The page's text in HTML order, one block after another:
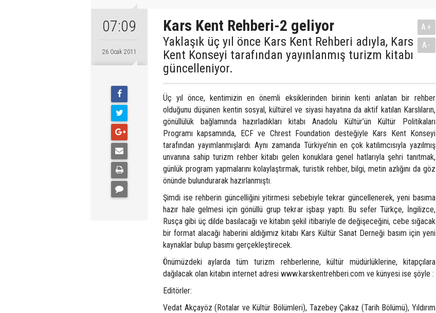
07:09
26 Ocak 2011
Kars Kent Rehberi-2 geliyor
Yaklaşık üç yıl önce Kars Kent Rehberi adıyla, Kars
Kent Konseyi tarafından yayınlanmış turizm kitabı
güncelleniyor.
A+
A-
Üç yıl önce, kentimizin en önemli eksiklerinden birinin kenti anlatan bir rehber
olduğunu düşünen kentin sosyal, kültürel ve siyasi hayatına da aktif katılan Karslıların,
gönüllülük bağlamında hazırladıkları kitabı Anadolu Kültür’ün Kültür Politikaları
Programı kapsamında, ECF ve Chrest Foundation desteğiyle Kars Kent Konseyi
tarafından yayımlanmışlardı. Aynı zamanda Türkiye’nin en çok katılımcısıyla yazılmış
unvanına sahip turizm rehber kitabı gelen konuklara genel hatlarıyla şehri tanıtmak,
günlük program yapmalarını kolaylaştırmak, turistik rehber, bilgi, metin azlığını da göz
önünde bulundurarak hazırlanmıştı.
Şimdi ise rehberin güncelliğini yitirmesi sebebiyle tekrar güncellenerek, yeni basıma
hazır hale gelmesi için gönüllü grup tekrar işbaşı yaptı. Bu sefer Türkçe, İngilizce,
Rusça gibi üç dilde basılacağı ve kitabın şekil itibariyle de değişeceğini, cebe sığacak
bir format alacağı haberini aldığımız kitabı Kars Kültür Sanat Derneği basım için yeni
kaynaklar bulup basımı gerçekleştirecek.
Önümüzdeki aylarda tüm turizm rehberlerine, kültür müdürlüklerine, kitapçılara
dağılacak olan kitabın internet adresi www.karskentrehberi.com ve künyesi ise şöyle :
Editörler:
Vedat Akçayöz (Rotalar ve Kültür Bölümleri), Tazebey Çakaz (Tarih Bölümü), Yıldırım